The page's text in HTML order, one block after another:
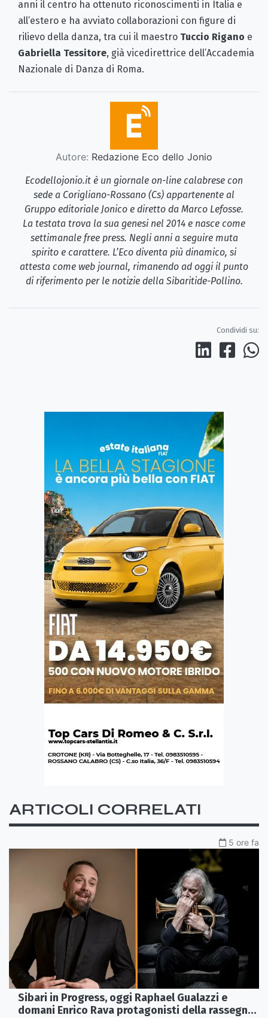
anni il centro ha ottenuto riconoscimenti in Italia e
all’estero e ha avviato collaborazioni con figure di
rilievo della danza, tra cui il maestro Tuccio Rigano e
Gabriella Tessitore, già vicedirettrice dell’Accademia
Nazionale di Danza di Roma.
Autore: Redazione Eco dello Jonio
Ecodellojonio.it è un giornale on-line calabrese con
sede a Corigliano-Rossano (Cs) appartenente al
Gruppo editoriale Jonico e diretto da Marco Lefosse.
La testata trova la sua genesi nel 2014 e nasce come
settimanale free press. Negli anni a seguire muta
spirito e carattere. L’Eco diventa più dinamico, si
attesta come web journal, rimanendo ad oggi il punto
di riferimento per le notizie della Sibaritide-Pollino.
Condividi su:
ARTICOLI CORRELATI
5 ore fa
Sibari in Progress, oggi Raphael Gualazzi e
domani Enrico Rava protagonisti della rassegna